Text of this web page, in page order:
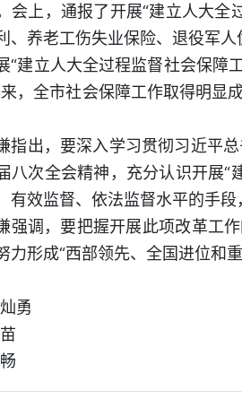
会上，通报了开展“建立人大
、养老工伤失业保险、退役军
“建立人大全过程监督社会保障
来，全市社会保障工作取得明显
指出，要深入学习贯彻习近平
八次全会精神，充分认识开展
有效监督、依法监督水平的手
强调，要把握开展此项改革工
力形成“西部领先、全国进位和
勇